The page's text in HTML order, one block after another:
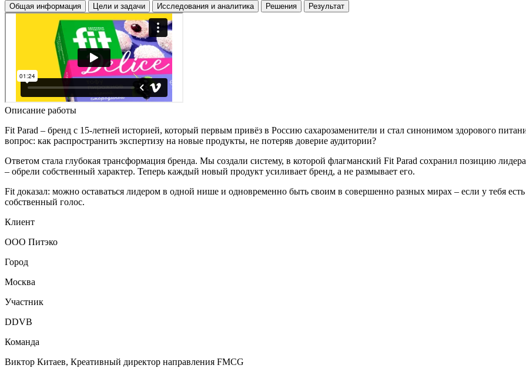
Общая информация Цели и задачи Исследования и аналитика Решения Результат
Описание работы
Fit Parad – бренд с 15-летней историей, который первым привёз в Россию сахарозаменители и стал синонимом здорового
вопрос: как распространить экспертизу на новые продукты, не потеряв доверие аудитории?
Ответом стала глубокая трансформация бренда. Мы создали систему, в которой флагманский Fit Parad сохранил позицию
– обрели собственный характер. Теперь каждый новый продукт усиливает бренд, а не размывает его.
Fit доказал: можно оставаться лидером в одной нише и одновременно быть своим в совершенно разных мирах – если у тебя
собственный голос.
Клиент
ООО Питэко
Город
Москва
Участник
DDVB
Команда
Виктор Китаев, Креативный директор направления FMCG